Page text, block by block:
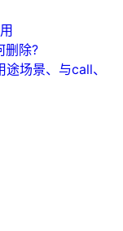
删除?
场景、与call、